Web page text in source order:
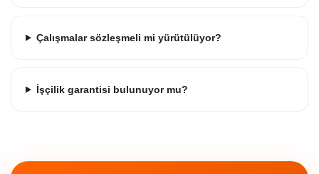
Çalışmalar sözleşmeli mi yürütülüyor?
İşçilik garantisi bulunuyor mu?